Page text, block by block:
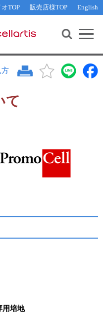
TOP 販売店様TOP English
検索
ウンロード
家畜他）
せ WEB会員登録
方
て
用培地